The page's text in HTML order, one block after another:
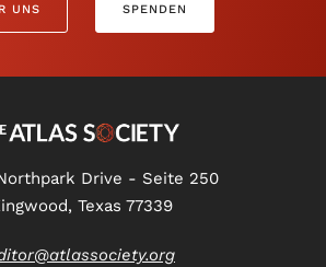
UNS SPENDEN
Drive - Seite 250
Texas 77339